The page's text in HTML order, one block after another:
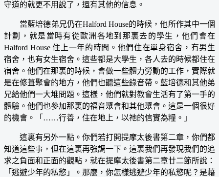
守道的就更不用說了，還有其他的信息。
當藍培德弟兄仍在Halford House的時候，他所作其中一個
計劃，就是當時有從歐洲各地到那裏去的學生，他們會在
Halford House 住上一年的時間。他們住在單身宿舍，有男生
宿舍，也有女生宿舍。這些都是大學生，各人去的時候都住在
宿舍。他們在那裏的時候，會做一些體力勞動的工作，實際就
是在修葺聚會的地方，他們也聽這些錄音帶。藍培德和其他弟
兄給他們一大堆問題。這樣，他們就對教會生活有了第一手的
體驗。他們也參加那裏的福音聚會和其他聚會。這是一個很好
的機會。「……行善，住在地上，以祂的信實為糧。」
這裏有另外一點。你們若打開提摩太後書第二章，你們都
知道這些事，但在這裏再強調一下。這裏我們再發現我們的追
求之負面和正面的觀點，就在提摩太後書第二章廿二節所說：
「逃避少年的私慾」。那麼，你怎樣逃避少年的私慾呢？是藉